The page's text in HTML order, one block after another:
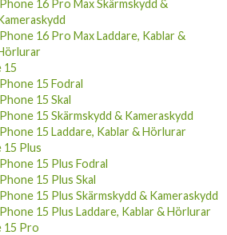
16 Pro Max Skärmskydd &
16 Pro Max Laddare, Kablar &
15
15 Fodral
15 Skal
15 Skärmskydd & Kameraskydd
15 Laddare, Kablar & Hörlurar
15 Plus
15 Plus Fodral
15 Plus Skal
15 Plus Skärmskydd & Kameraskydd
15 Plus Laddare, Kablar & Hörlurar
15 Pro